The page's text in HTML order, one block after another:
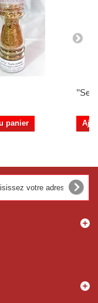
panier
’’Sel